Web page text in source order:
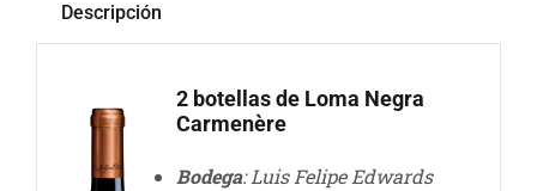
Descripción
2 botellas de Loma Negra
Carmenère
Bodega: Luis Felipe Edwards